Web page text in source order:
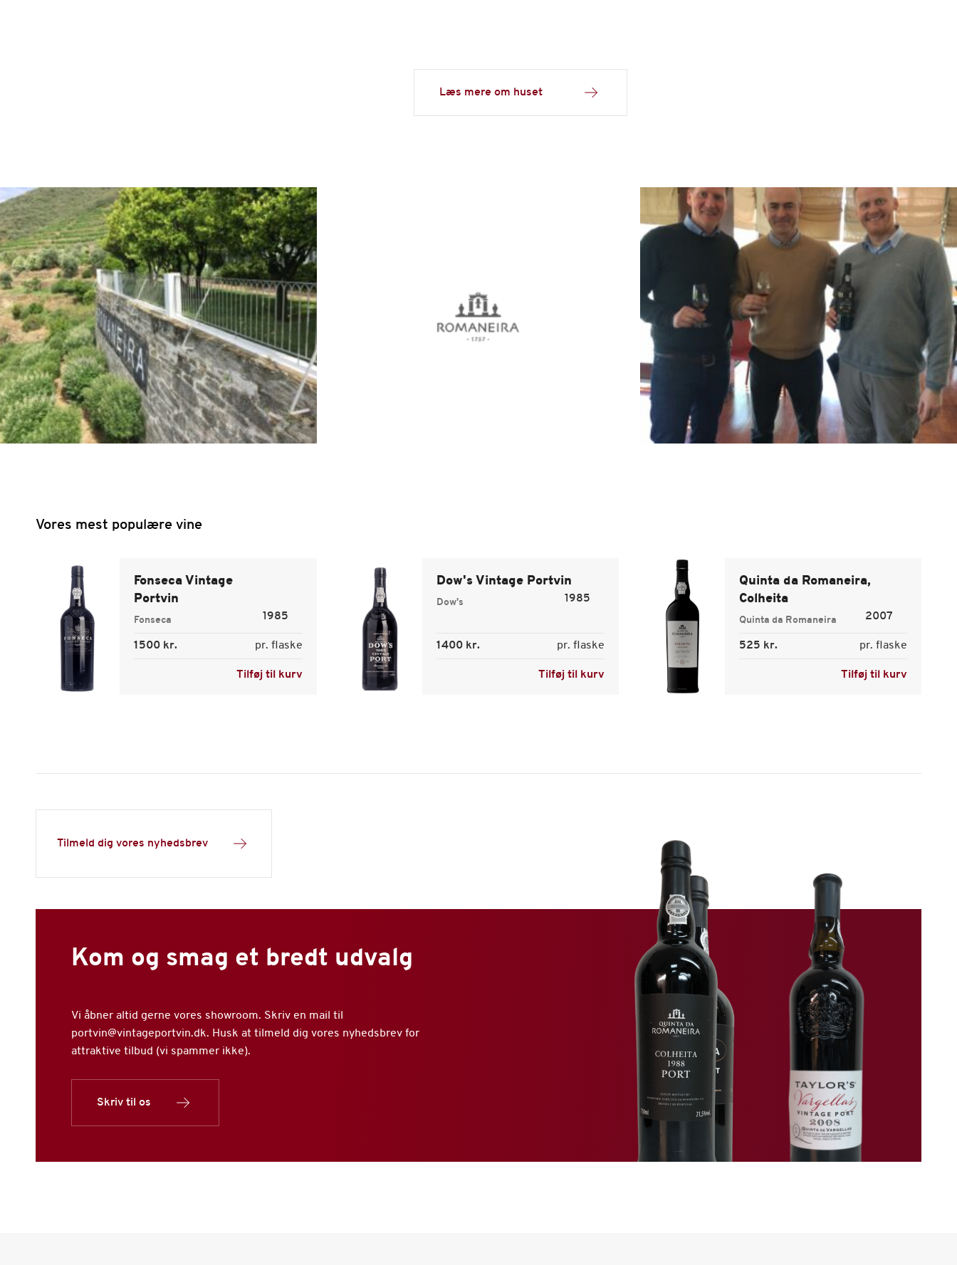
Læs mere om huset
Vores mest populære vine
Fonseca Vintage
Portvin
Fonseca 1985
1500 kr. pr. flaske
Tilføj til kurv
Dow's Vintage Portvin
Dow's 1985
1400 kr. pr. flaske
Tilføj til kurv
Quinta da Romaneira,
Colheita
Quinta da Romaneira 2007
525 kr. pr. flaske
Tilføj til kurv
Tilmeld dig vores nyhedsbrev
Kom og smag et bredt udvalg
Vi åbner altid gerne vores showroom. Skriv en mail til
portvin@vintageportvin.dk. Husk at tilmeld dig vores nyhedsbrev for
attraktive tilbud (vi spammer ikke).
Skriv til os